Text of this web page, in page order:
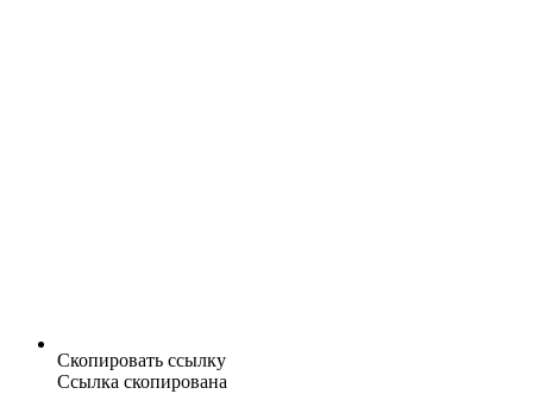
Скопировать ссылку
Ссылка скопирована